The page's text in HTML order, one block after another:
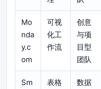
Mo
nda
y.c
om
可视
化工
作流
创意
与项
目型
团队
Sm
表格
数据